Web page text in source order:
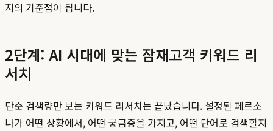
지의 기준점이 됩니다.
2단계: AI 시대에 맞는 잠재고객 키워드 리
서치
단순 검색량만 보는 키워드 리서치는 끝났습니다. 설정된 페르소
나가 어떤 상황에서, 어떤 궁금증을 가지고, 어떤 단어로 검색할지